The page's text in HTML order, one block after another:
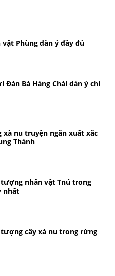
vật Phùng dàn ý đầy đủ
Đàn Bà Hàng Chài dàn ý chi
xà nu truyện ngắn xuất xắc
Thành
nhân vật Tnú trong
nhất
cây xà nu trong rừng